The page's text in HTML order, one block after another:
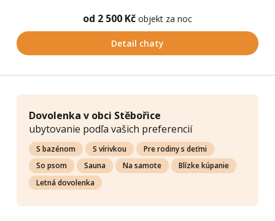
od 2 500 Kč objekt za noc
Detail chaty
Dovolenka v obci Stěbořice
ubytovanie podľa vašich preferencií
S bazénom S vírivkou
Pre rodiny s deťmi
So psom
Sauna Na samote
Blízke kúpanie
Letná dovolenka